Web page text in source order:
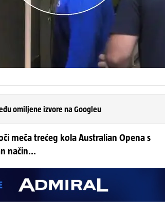
omiljene izvore na Googleu
meča trećeg kola Australian Opena s
način...